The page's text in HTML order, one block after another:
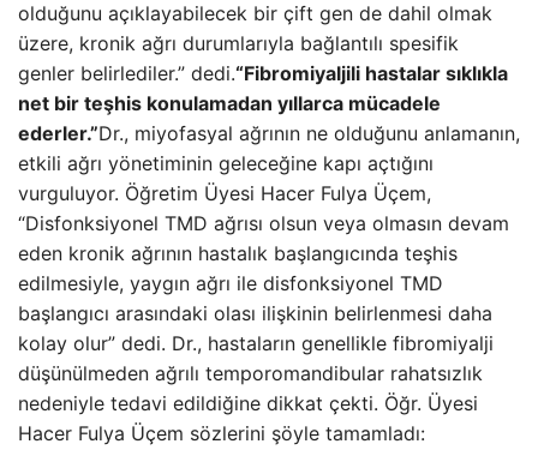
olduğunu açıklayabilecek bir çift gen de dahil olmak
üzere, kronik ağrı durumlarıyla bağlantılı spesifik
genler belirlediler.” dedi.“Fibromiyaljili hastalar sıklıkla
net bir teşhis konulamadan yıllarca mücadele
ederler.”Dr., miyofasyal ağrının ne olduğunu anlamanın,
etkili ağrı yönetiminin geleceğine kapı açtığını
vurguluyor. Öğretim Üyesi Hacer Fulya Üçem,
“Disfonksiyonel TMD ağrısı olsun veya olmasın devam
eden kronik ağrının hastalık başlangıcında teşhis
edilmesiyle, yaygın ağrı ile disfonksiyonel TMD
başlangıcı arasındaki olası ilişkinin belirlenmesi daha
kolay olur” dedi. Dr., hastaların genellikle fibromiyalji
düşünülmeden ağrılı temporomandibular rahatsızlık
nedeniyle tedavi edildiğine dikkat çekti. Öğr. Üyesi
Hacer Fulya Üçem sözlerini şöyle tamamladı: